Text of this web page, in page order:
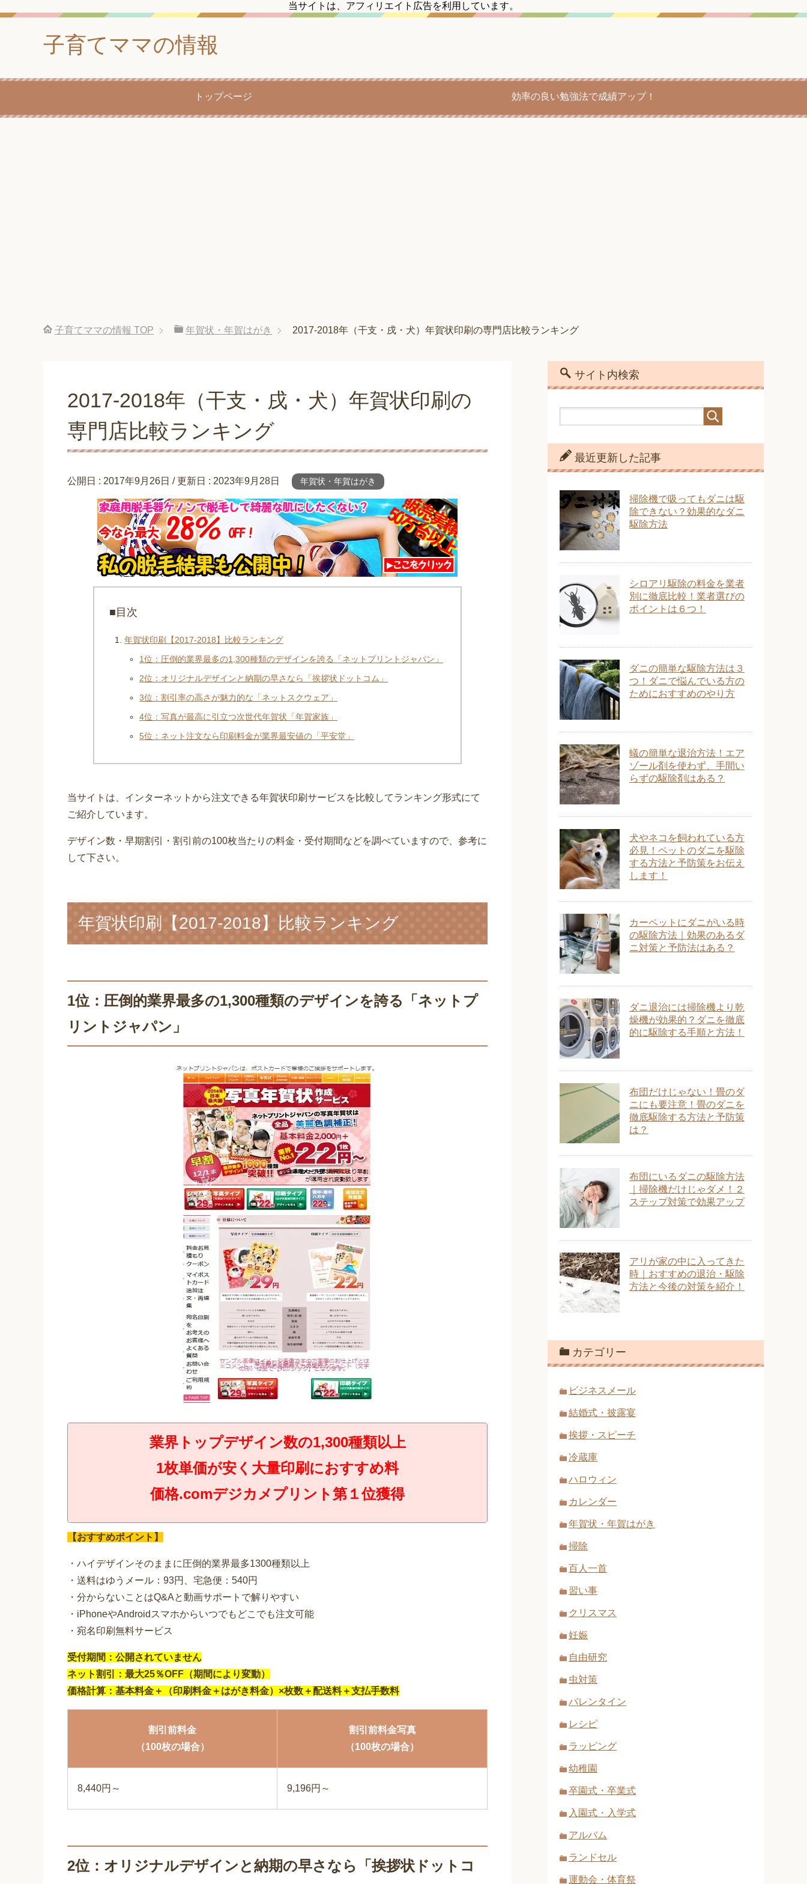
当サイトは、アフィリエイト広告を利用しています。
子育てママの情報
トップページ 効率の良い勉強法で成績アップ！
子育てママの情報 TOP 年賀状・年賀はがき 2017-2018年（干支・戌・犬）年賀状印刷の専門店比較ランキング
2017-2018年（干支・戌・犬）年賀状印刷の
専門店比較ランキング
公開日 : 2017年9月26日 / 更新日 : 2023年9月28日 年賀状・年賀はがき
■目次
年賀状印刷【2017-2018】比較ランキング
1位：圧倒的業界最多の1,300種類のデザインを誇る「ネットプリントジャパン」
2位：オリジナルデザインと納期の早さなら「挨拶状ドットコム」
3位：割引率の高さが魅力的な「ネットスクウェア」
4位：写真が最高に引立つ次世代年賀状「年賀家族」
5位：ネット注文なら印刷料金が業界最安値の「平安堂」
当サイトは、インターネットから注文できる年賀状印刷サービスを比較してランキング形式にて
ご紹介しています。
デザイン数・早期割引・割引前の100枚当たりの料金・受付期間などを調べていますので、参考に
して下さい。
年賀状印刷【2017-2018】比較ランキング
1位：圧倒的業界最多の1,300種類のデザインを誇る「ネットプ
リントジャパン」
業界トップデザイン数の1,300種類以上
1枚単価が安く大量印刷におすすめ料
価格.comデジカメプリント第１位獲得
【おすすめポイント】
・ハイデザインそのままに圧倒的業界最多1300種類以上
・送料はゆうメール：93円、宅急便：540円
・分からないことはQ&Aと動画サポートで解りやすい
・iPhoneやAndroidスマホからいつでもどこでも注文可能
・宛名印刷無料サービス
受付期間：公開されていません
ネット割引：最大25％OFF（期間により変動）
価格計算：基本料金＋（印刷料金＋はがき料金）×枚数＋配送料＋支払手数料
割引前料金
（100枚の場合）
割引前料金写真
（100枚の場合）
8,440円～ 9,196円～
2位：オリジナルデザインと納期の早さなら「挨拶状ドットコ
サイト内検索
最近更新した記事
掃除機で吸ってもダニは駆
除できない？効果的なダニ
駆除方法
シロアリ駆除の料金を業者
別に徹底比較！業者選びの
ポイントは６つ！
ダニの簡単な駆除方法は３
つ！ダニで悩んでいる方の
ためにおすすめのやり方
蟻の簡単な退治方法！エア
ゾール剤を使わず、手間い
らずの駆除剤はある？
犬やネコを飼われている方
必見！ペットのダニを駆除
する方法と予防策をお伝え
します！
カーペットにダニがいる時
の駆除方法｜効果のあるダ
ニ対策と予防法はある？
ダニ退治には掃除機より乾
燥機が効果的？ダニを徹底
的に駆除する手順と方法！
布団だけじゃない！畳のダ
ニにも要注意！畳のダニを
徹底駆除する方法と予防策
は？
布団にいるダニの駆除方法
｜掃除機だけじゃダメ！２
ステップ対策で効果アップ
アリが家の中に入ってきた
時｜おすすめの退治・駆除
方法と今後の対策を紹介！
カテゴリー
ビジネスメール
結婚式・披露宴
挨拶・スピーチ
冷蔵庫
ハロウィン
カレンダー
年賀状・年賀はがき
掃除
百人一首
習い事
クリスマス
妊娠
自由研究
虫対策
バレンタイン
レシピ
ラッピング
幼稚園
卒園式・卒業式
入園式・入学式
アルバム
ランドセル
運動会・体育祭